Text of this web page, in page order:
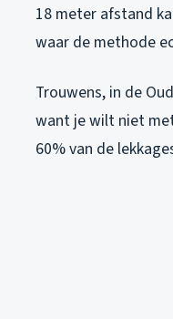
18 meter afstand
waar de methode
Trouwens, in de
want je wilt niet
60% van de